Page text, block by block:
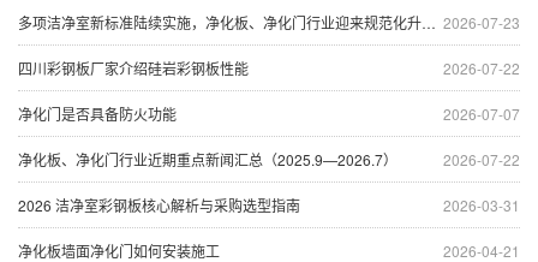
2026-07-23
多项洁净室新标准陆续实施，净化板、净化门行业迎来规范化升级浪潮
2026-07-22
四川彩钢板厂家介绍硅岩彩钢板性能
2026-07-07
净化门是否具备防火功能
2026-07-22
净化板、净化门行业近期重点新闻汇总（2025.9—2026.7）
2026-03-31
2026 洁净室彩钢板核心解析与采购选型指南
2026-04-21
净化板墙面净化门如何安装施工